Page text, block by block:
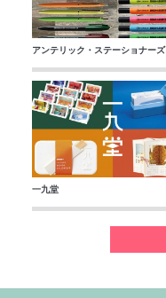
アンテリック・ステーショナーズ
一九堂